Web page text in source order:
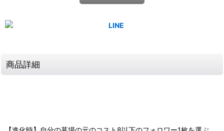
商品詳細